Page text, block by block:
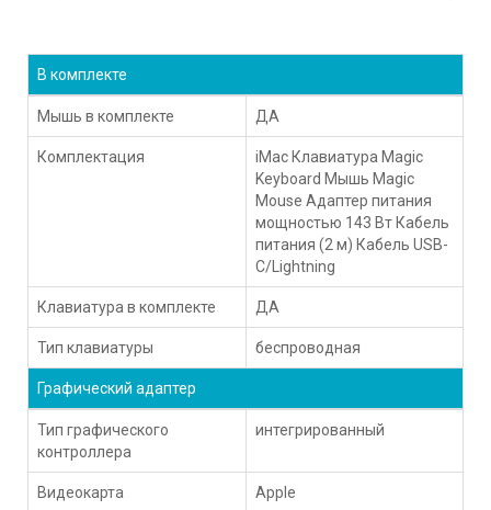
В комплекте
Мышь в комплекте ДА
Комплектация
iMac Клавиатура Magic
Keyboard Мышь Magic
Mouse Адаптер питания
мощностью 143 Вт Кабель
питания (2 м) Кабель USB-
C/Lightning
Клавиатура в комплекте ДА
Тип клавиатуры беспроводная
Графический адаптер
Тип графического
контроллера
интегрированный
Видеокарта Apple